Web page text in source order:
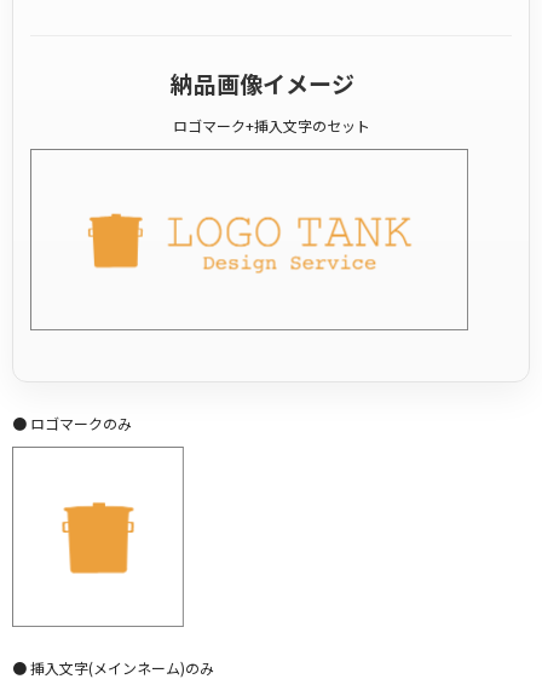
納品画像イメージ
ロゴマーク+挿入文字のセット
● ロゴマークのみ
● 挿入文字(メインネーム)のみ